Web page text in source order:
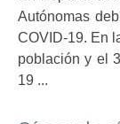
Autónomas
COVID-19. En
población y el
19 ...